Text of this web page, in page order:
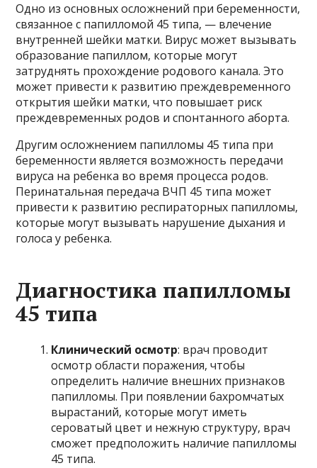
Одно из основных осложнений при беременности,
связанное с папилломой 45 типа, — влечение
внутренней шейки матки. Вирус может вызывать
образование папиллом, которые могут
затруднять прохождение родового канала. Это
может привести к развитию преждевременного
открытия шейки матки, что повышает риск
преждевременных родов и спонтанного аборта.
Другим осложнением папилломы 45 типа при
беременности является возможность передачи
вируса на ребенка во время процесса родов.
Перинатальная передача ВЧП 45 типа может
привести к развитию респираторных папилломы,
которые могут вызывать нарушение дыхания и
голоса у ребенка.
Диагностика папилломы
45 типа
Клинический осмотр: врач проводит
осмотр области поражения, чтобы
определить наличие внешних признаков
папилломы. При появлении бахромчатых
вырастаний, которые могут иметь
сероватый цвет и нежную структуру, врач
сможет предположить наличие папилломы
45 типа.